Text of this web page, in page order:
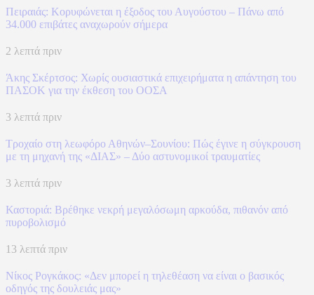
Πειραιάς: Κορυφώνεται η έξοδος του Αυγούστου – Πάνω από
34.000 επιβάτες αναχωρούν σήμερα
2 λεπτά πριν
Άκης Σκέρτσος: Χωρίς ουσιαστικά επιχειρήματα η απάντηση του
ΠΑΣΟΚ για την έκθεση του ΟΟΣΑ
3 λεπτά πριν
Τροχαίο στη λεωφόρο Αθηνών–Σουνίου: Πώς έγινε η σύγκρουση
με τη μηχανή της «ΔΙΑΣ» – Δύο αστυνομικοί τραυματίες
3 λεπτά πριν
Καστοριά: Βρέθηκε νεκρή μεγαλόσωμη αρκούδα, πιθανόν από
πυροβολισμό
13 λεπτά πριν
Νίκος Ρογκάκος: «Δεν μπορεί η τηλεθέαση να είναι ο βασικός
οδηγός της δουλειάς μας»